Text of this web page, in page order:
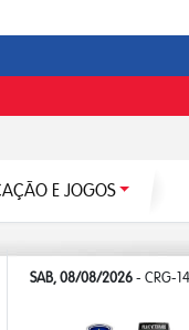
E JOGOS
SAB, 08/08/2026- CRG-14